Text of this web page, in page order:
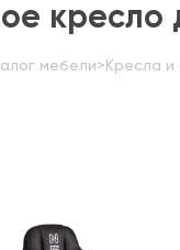
кресло
мебели> Кресла и